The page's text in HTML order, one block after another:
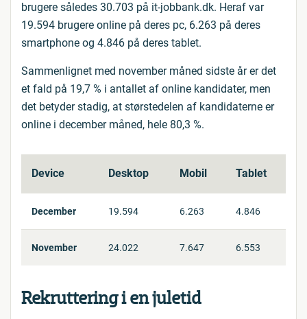
brugere således 30.703 på it-jobbank.dk. Heraf var
19.594 brugere online på deres pc, 6.263 på deres
smartphone og 4.846 på deres tablet.
Sammenlignet med november måned sidste år er det
et fald på 19,7 % i antallet af online kandidater, men
det betyder stadig, at størstedelen af kandidaterne er
online i december måned, hele 80,3 %.
Device Desktop Mobil Tablet
December 19.594 6.263 4.846
November 24.022 7.647 6.553
Rekruttering i en juletid